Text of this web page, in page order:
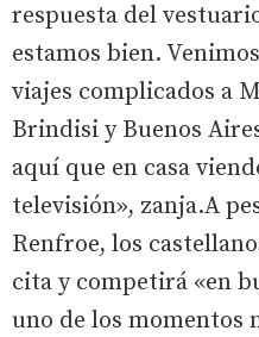
respuesta del
estamos bien.
viajes complicados a
Brindisi y Buenos
aquí que en casa
televisión», zanja.A
Renfroe, los
cita y competirá «en
uno de los momentos